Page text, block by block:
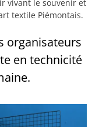
vivant le souvenir et
textile Piémontais.
organisateurs
en technicité